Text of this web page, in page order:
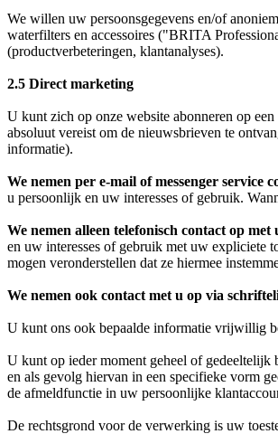
We willen uw persoonsgegevens en/of
waterfilters en accessoires ("BRITA
(productverbeteringen, klantanalyses).
2.5 Direct marketing
U kunt zich op onze website abonneren op
absoluut vereist om de nieuwsbrieven te
informatie).
We nemen per e-mail of messenger service
u persoonlijk en uw interesses of gebruik.
We nemen alleen telefonisch contact op met
en uw interesses of gebruik met uw expliciete
mogen veronderstellen dat ze hiermee
We nemen ook contact met u op via
U kunt ons ook bepaalde informatie vrijwillig
U kunt op ieder moment geheel of gedeeltelijk
en als gevolg hiervan in een specifieke vorm
de afmeldfunctie in uw persoonlijke
De rechtsgrond voor de verwerking is uw